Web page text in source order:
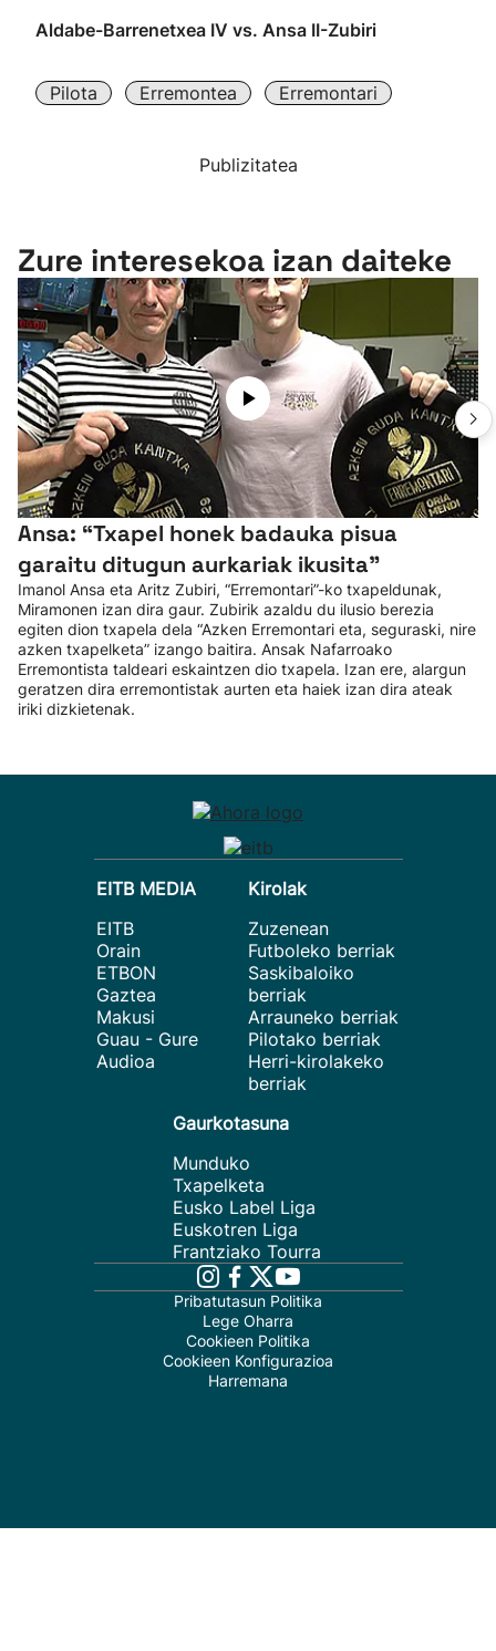
Aldabe-Barrenetxea IV vs. Ansa II-Zubiri
Pilota Erremontea Erremontari
Publizitatea
Zure interesekoa izan daiteke
Ansa: “Txapel honek badauka pisua
garaitu ditugun aurkariak ikusita”
Imanol Ansa eta Aritz Zubiri, “Erremontari”-ko txapeldunak,
Miramonen izan dira gaur. Zubirik azaldu du ilusio berezia
egiten dion txapela dela “Azken Erremontari eta, seguraski, nire
azken txapelketa” izango baitira. Ansak Nafarroako
Erremontista taldeari eskaintzen dio txapela. Izan ere, alargun
geratzen dira erremontistak aurten eta haiek izan dira ateak
iriki dizkietenak.
EITB MEDIA
EITB
Orain
ETBON
Gaztea
Makusi
Guau - Gure
Audioa
Kirolak
Zuzenean
Futboleko berriak
Saskibaloiko
berriak
Arrauneko berriak
Pilotako berriak
Herri-kirolakeko
berriak
Gaurkotasuna
Munduko
Txapelketa
Eusko Label Liga
Euskotren Liga
Frantziako Tourra
Pribatutasun Politika
Lege Oharra
Cookieen Politika
Cookieen Konfigurazioa
Harremana